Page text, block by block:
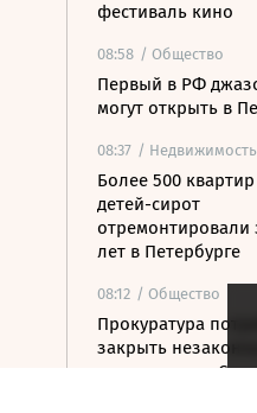
фестиваль кино
08:58 / Общество
Первый в РФ
могут открыть в
08:37 / Недвижимость
Более 500
детей-сирот
отремонтировали
лет в Петербурге
08:12 / Общество
Прокуратура
закрыть
пансионаты в